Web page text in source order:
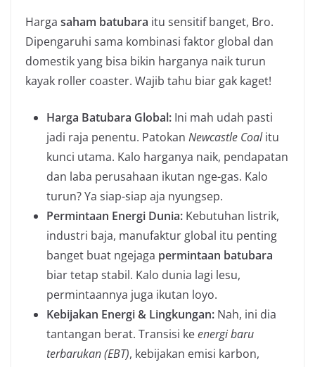
Harga saham batubara itu sensitif banget, Bro.
Dipengaruhi sama kombinasi faktor global dan
domestik yang bisa bikin harganya naik turun
kayak roller coaster. Wajib tahu biar gak kaget!
Harga Batubara Global: Ini mah udah pasti
jadi raja penentu. Patokan Newcastle Coalitu
kunci utama. Kalo harganya naik, pendapatan
dan laba perusahaan ikutan nge-gas. Kalo
turun? Ya siap-siap aja nyungsep.
Permintaan Energi Dunia: Kebutuhan listrik,
industri baja, manufaktur global itu penting
banget buat ngejaga permintaan batubara
biar tetap stabil. Kalo dunia lagi lesu,
permintaannya juga ikutan loyo.
Kebijakan Energi & Lingkungan: Nah, ini dia
tantangan berat. Transisi keenergi baru
terbarukan (EBT), kebijakan emisi karbon,